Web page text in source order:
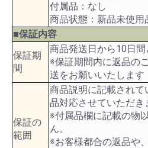
付属品：なし
商品状態：新品未使用
■保証内容
保証期
間
商品発送日から10日間
※保証期間内に返品の
送をお願いいたします
保証の
範囲
商品説明に記載されて
品対応させていただき
※付属品欄に記載の物
ん。
※お客様都合の返品や